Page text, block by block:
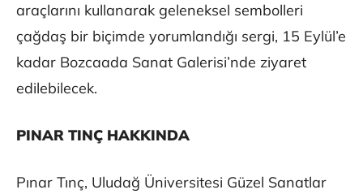
araçlarını kullanarak geleneksel sembolleri
çağdaş bir biçimde yorumlandığı sergi, 15 Eylül’e
kadar Bozcaada Sanat Galerisi’nde ziyaret
edilebilecek.
PINAR TINÇ HAKKINDA
Pınar Tınç, Uludağ Üniversitesi Güzel Sanatlar